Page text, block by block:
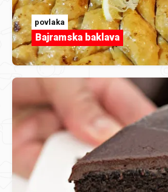
povlaka
Bajramska baklava